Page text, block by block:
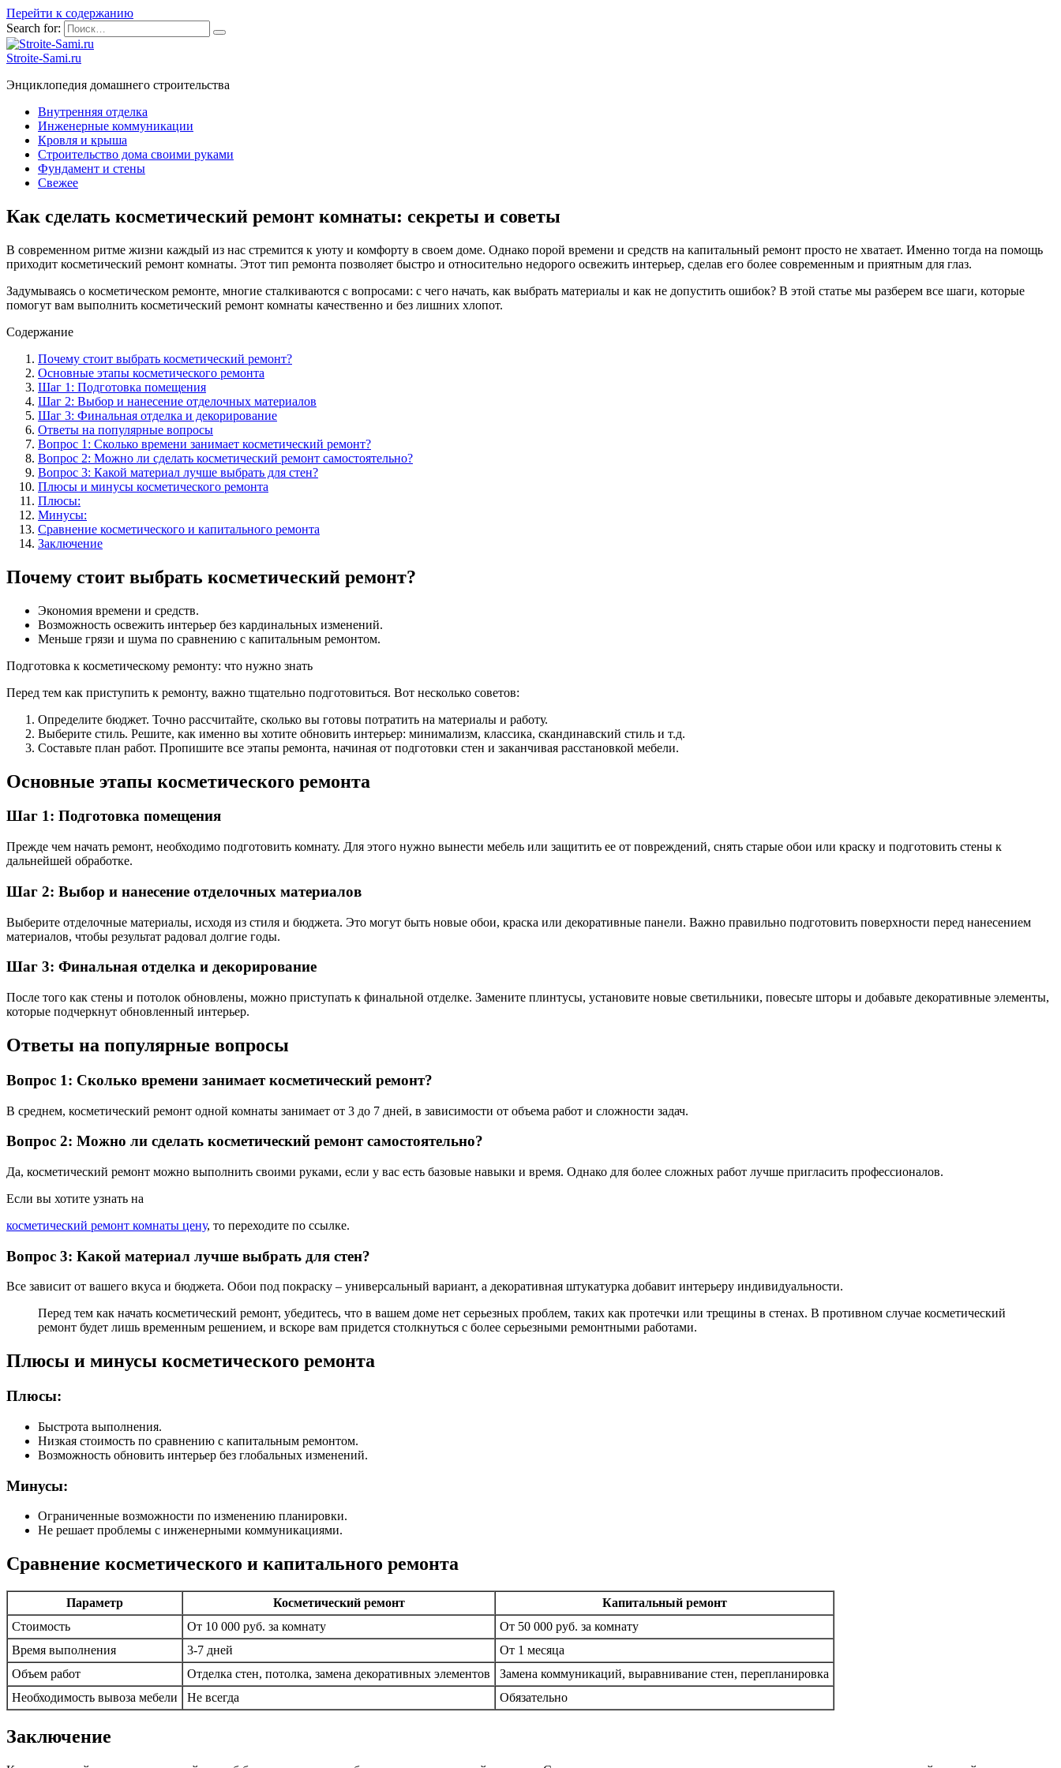
Перейти к содержанию
Search for:
Stroite-Sami.ru
Энциклопедия домашнего строительства
Внутренняя отделка
Инженерные коммуникации
Кровля и крыша
Строительство дома своими руками
Фундамент и стены
Свежее
Как сделать косметический ремонт комнаты: секреты и советы
В современном ритме жизни каждый из нас стремится к уюту и комфорту в своем доме. Однако порой времени и средств на капитальный ремонт просто не хватает. Именно тогда на помощь
приходит косметический ремонт комнаты. Этот тип ремонта позволяет быстро и относительно недорого освежить интерьер, сделав его более современным и приятным для глаз.
Задумываясь о косметическом ремонте, многие сталкиваются с вопросами: с чего начать, как выбрать материалы и как не допустить ошибок? В этой статье мы разберем все шаги, которые
помогут вам выполнить косметический ремонт комнаты качественно и без лишних хлопот.
Содержание
Почему стоит выбрать косметический ремонт?
Основные этапы косметического ремонта
Шаг 1: Подготовка помещения
Шаг 2: Выбор и нанесение отделочных материалов
Шаг 3: Финальная отделка и декорирование
Ответы на популярные вопросы
Вопрос 1: Сколько времени занимает косметический ремонт?
Вопрос 2: Можно ли сделать косметический ремонт самостоятельно?
Вопрос 3: Какой материал лучше выбрать для стен?
Плюсы и минусы косметического ремонта
Плюсы:
Минусы:
Сравнение косметического и капитального ремонта
Заключение
Почему стоит выбрать косметический ремонт?
Экономия времени и средств.
Возможность освежить интерьер без кардинальных изменений.
Меньше грязи и шума по сравнению с капитальным ремонтом.
Подготовка к косметическому ремонту: что нужно знать
Перед тем как приступить к ремонту, важно тщательно подготовиться. Вот несколько советов:
Определите бюджет. Точно рассчитайте, сколько вы готовы потратить на материалы и работу.
Выберите стиль. Решите, как именно вы хотите обновить интерьер: минимализм, классика, скандинавский стиль и т.д.
Составьте план работ. Пропишите все этапы ремонта, начиная от подготовки стен и заканчивая расстановкой мебели.
Основные этапы косметического ремонта
Шаг 1: Подготовка помещения
Прежде чем начать ремонт, необходимо подготовить комнату. Для этого нужно вынести мебель или защитить ее от повреждений, снять старые обои или краску и подготовить стены к
дальнейшей обработке.
Шаг 2: Выбор и нанесение отделочных материалов
Выберите отделочные материалы, исходя из стиля и бюджета. Это могут быть новые обои, краска или декоративные панели. Важно правильно подготовить поверхности перед нанесением
материалов, чтобы результат радовал долгие годы.
Шаг 3: Финальная отделка и декорирование
После того как стены и потолок обновлены, можно приступать к финальной отделке. Замените плинтусы, установите новые светильники, повесьте шторы и добавьте декоративные элементы,
которые подчеркнут обновленный интерьер.
Ответы на популярные вопросы
Вопрос 1: Сколько времени занимает косметический ремонт?
В среднем, косметический ремонт одной комнаты занимает от 3 до 7 дней, в зависимости от объема работ и сложности задач.
Вопрос 2: Можно ли сделать косметический ремонт самостоятельно?
Да, косметический ремонт можно выполнить своими руками, если у вас есть базовые навыки и время. Однако для более сложных работ лучше пригласить профессионалов.
Если вы хотите узнать на
косметический ремонт комнаты цену, то переходите по ссылке.
Вопрос 3: Какой материал лучше выбрать для стен?
Все зависит от вашего вкуса и бюджета. Обои под покраску – универсальный вариант, а декоративная штукатурка добавит интерьеру индивидуальности.
Перед тем как начать косметический ремонт, убедитесь, что в вашем доме нет серьезных проблем, таких как протечки или трещины в стенах. В противном случае косметический
ремонт будет лишь временным решением, и вскоре вам придется столкнуться с более серьезными ремонтными работами.
Плюсы и минусы косметического ремонта
Плюсы:
Быстрота выполнения.
Низкая стоимость по сравнению с капитальным ремонтом.
Возможность обновить интерьер без глобальных изменений.
Минусы:
Ограниченные возможности по изменению планировки.
Не решает проблемы с инженерными коммуникациями.
Сравнение косметического и капитального ремонта
Параметр Косметический ремонт
Капитальный ремонт
Стоимость
От 10 000 руб. за комнату
От 50 000 руб. за комнату
Время выполнения
3-7 дней
От 1 месяца
Объем работ
Отделка стен, потолка, замена декоративных элементов
Замена коммуникаций, выравнивание стен, перепланировка
Необходимость вывоза мебели
Не всегда Обязательно
Заключение